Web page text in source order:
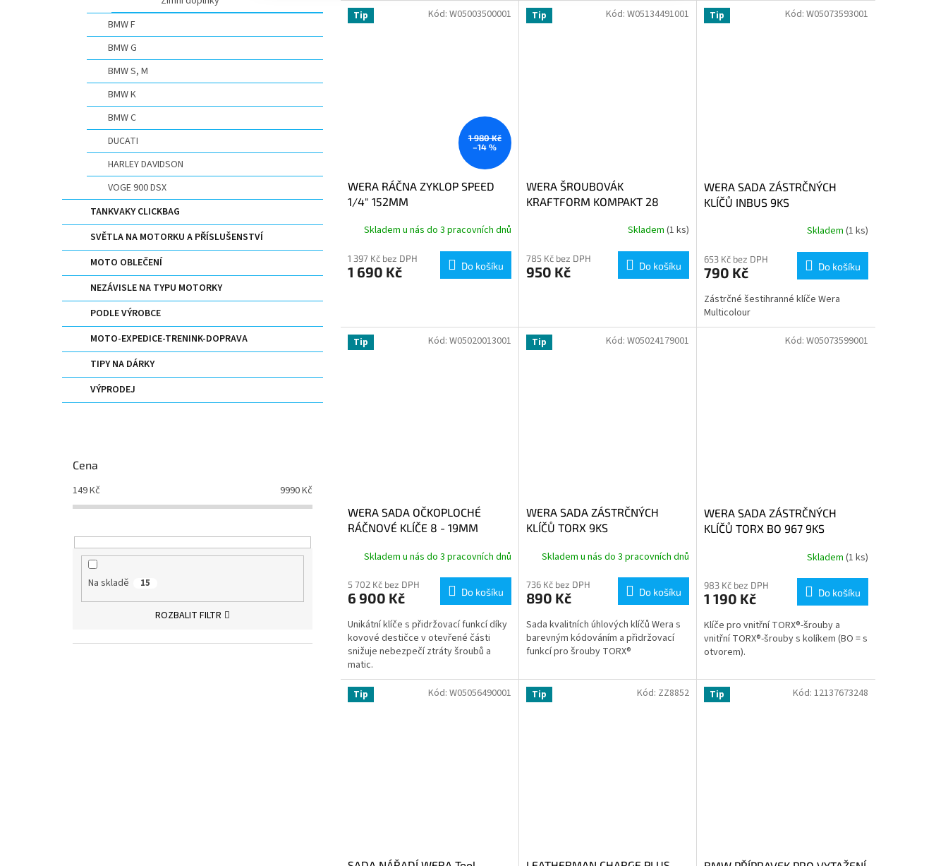
BMW F
BMW G
BMW S, M
BMW K
BMW C
DUCATI
HARLEY DAVIDSON
VOGE 900 DSX
TANKVAKY CLICKBAG
SVĚTLA NA MOTORKU A PŘÍSLUŠENSTVÍ
MOTO OBLEČENÍ
NEZÁVISLE NA TYPU MOTORKY
PODLE VÝROBCE
MOTO-EXPEDICE-TRENINK-DOPRAVA
TIPY NA DÁRKY
VÝPRODEJ
Cena
149Kč 9990Kč
Na skladě 15
ROZBALIT FILTR
Tip
1 980 Kč
–14 %
WERA RÁČNA ZYKLOP SPEED
1/4" 152MM
Skladem u nás do 3 pracovních dnů
1 397 Kč bez DPH
1 690 Kč Do košíku
Kód: W05003500001 Tip
WERA ŠROUBOVÁK
KRAFTFORM KOMPAKT 28
Skladem(1 ks)
785 Kč bez DPH
950 Kč Do košíku
Kód:W05134491001 Tip
WERA SADA ZÁSTRČNÝCH
KLÍČŮ INBUS 9KS
Skladem (1 ks)
653 Kč bez DPH
790 Kč Do košíku
Zástrčné šestihranné klíče Wera
Multicolour
Kód: W05073593001
Tip
WERA SADA OČKOPLOCHÉ
RÁČNOVÉ KLÍČE 8 - 19MM
Skladem u nás do 3 pracovních dnů
5 702 Kč bez DPH
6 900 Kč Do košíku
Unikátní klíče s přidržovací funkcí díky
kovové destičce v otevřené části
snižuje nebezpečí ztráty šroubů a
matic.
Kód: W05020013001 Tip
WERA SADA ZÁSTRČNÝCH
KLÍČŮ TORX 9KS
Skladem u nás do 3 pracovních dnů
736 Kč bez DPH
890 Kč Do košíku
Sada kvalitních úhlových klíčů Wera s
barevným kódováním a přidržovací
funkcí pro šrouby TORX®
Kód:W05024179001
WERA SADA ZÁSTRČNÝCH
KLÍČŮ TORX BO 967 9KS
Skladem (1 ks)
983 Kč bez DPH
1 190 Kč Do košíku
Klíče pro vnitřní TORX®-šrouby a
vnitřní TORX®-šrouby s kolíkem (BO = s
otvorem).
Kód: W05073599001
Tip Kód: W05056490001 Tip Kód: ZZ8852 Tip Kód: 12137673248